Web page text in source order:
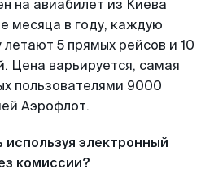
на авиабилет из Киева
месяца в году, каждую
5 прямых рейсов и 10
Цена варьируется, самая
пользователями 9000
Аэрофлот.
электронный
комиссии?